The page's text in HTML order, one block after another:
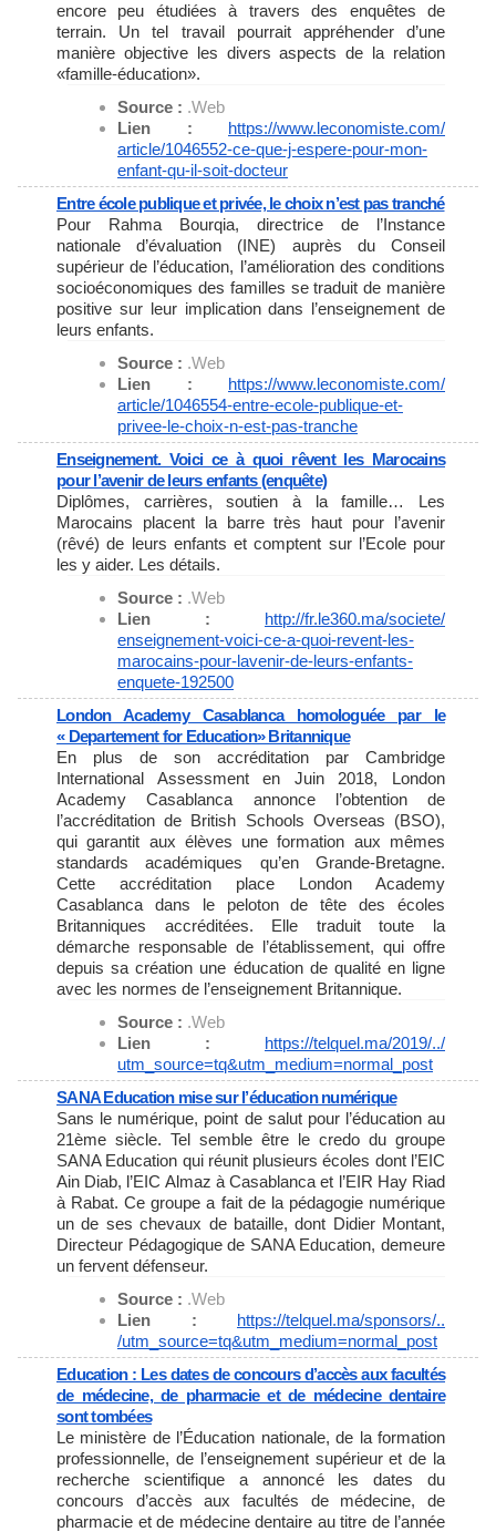
encore peu étudiées à travers des enquêtes de
terrain. Un tel travail pourrait appréhender d’une
manière objective les divers aspects de la relation
«famille-éducation».
Source : .Web
Lien : https://www.leconomiste.com/
article/1046552-ce-que-j-espere-pour-mon-
enfant-qu-il-soit-docteur
Entre école publique et privée, le choix n’est pas tranché
Pour Rahma Bourqia, directrice de l’Instance
nationale d’évaluation (INE) auprès du Conseil
supérieur de l’éducation, l’amélioration des conditions
socioéconomiques des familles se traduit de manière
positive sur leur implication dans l’enseignement de
leurs enfants.
Source : .Web
Lien : https://www.leconomiste.com/
article/1046554-entre-ecole-publique-et-
privee-le-choix-n-est-pas-tranche
Enseignement. Voici ce à quoi rêvent les Marocains
pour l’avenir de leurs enfants (enquête)
Diplômes, carrières, soutien à la famille… Les
Marocains placent la barre très haut pour l’avenir
(rêvé) de leurs enfants et comptent sur l’Ecole pour
les y aider. Les détails.
Source : .Web
Lien : http://fr.le360.ma/societe/
enseignement-voici-ce-a-quoi-revent-les-
marocains-pour-lavenir-de-leurs-enfants-
enquete-192500
London Academy Casablanca homologuée par le
« Departement for Education» Britannique
En plus de son accréditation par Cambridge
International Assessment en Juin 2018, London
Academy Casablanca annonce l’obtention de
l’accréditation de British Schools Overseas (BSO),
qui garantit aux élèves une formation aux mêmes
standards académiques qu’en Grande-Bretagne.
Cette accréditation place London Academy
Casablanca dans le peloton de tête des écoles
Britanniques accréditées. Elle traduit toute la
démarche responsable de l’établissement, qui offre
depuis sa création une éducation de qualité en ligne
avec les normes de l’enseignement Britannique.
Source : .Web
Lien : https://telquel.ma/2019/../
utm_source=tq&utm_medium=normal_post
SANA Education mise sur l’éducation numérique
Sans le numérique, point de salut pour l’éducation au
21ème siècle. Tel semble être le credo du groupe
SANA Education qui réunit plusieurs écoles dont l’EIC
Ain Diab, l’EIC Almaz à Casablanca et l’EIR Hay Riad
à Rabat. Ce groupe a fait de la pédagogie numérique
un de ses chevaux de bataille, dont Didier Montant,
Directeur Pédagogique de SANA Education, demeure
un fervent défenseur.
Source : .Web
Lien : https://telquel.ma/sponsors/..
/utm_source=tq&utm_medium=normal_post
Education : Les dates de concours d’accès aux facultés
de médecine, de pharmacie et de médecine dentaire
sont tombées
Le ministère de l’Éducation nationale, de la formation
professionnelle, de l’enseignement supérieur et de la
recherche scientifique a annoncé les dates du
concours d’accès aux facultés de médecine, de
pharmacie et de médecine dentaire au titre de l’année